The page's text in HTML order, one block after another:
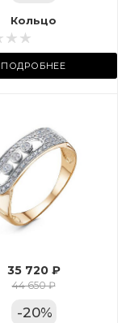
Кольцо
ПОДРОБНЕЕ
35 720 ₽
44 650 ₽
-20%